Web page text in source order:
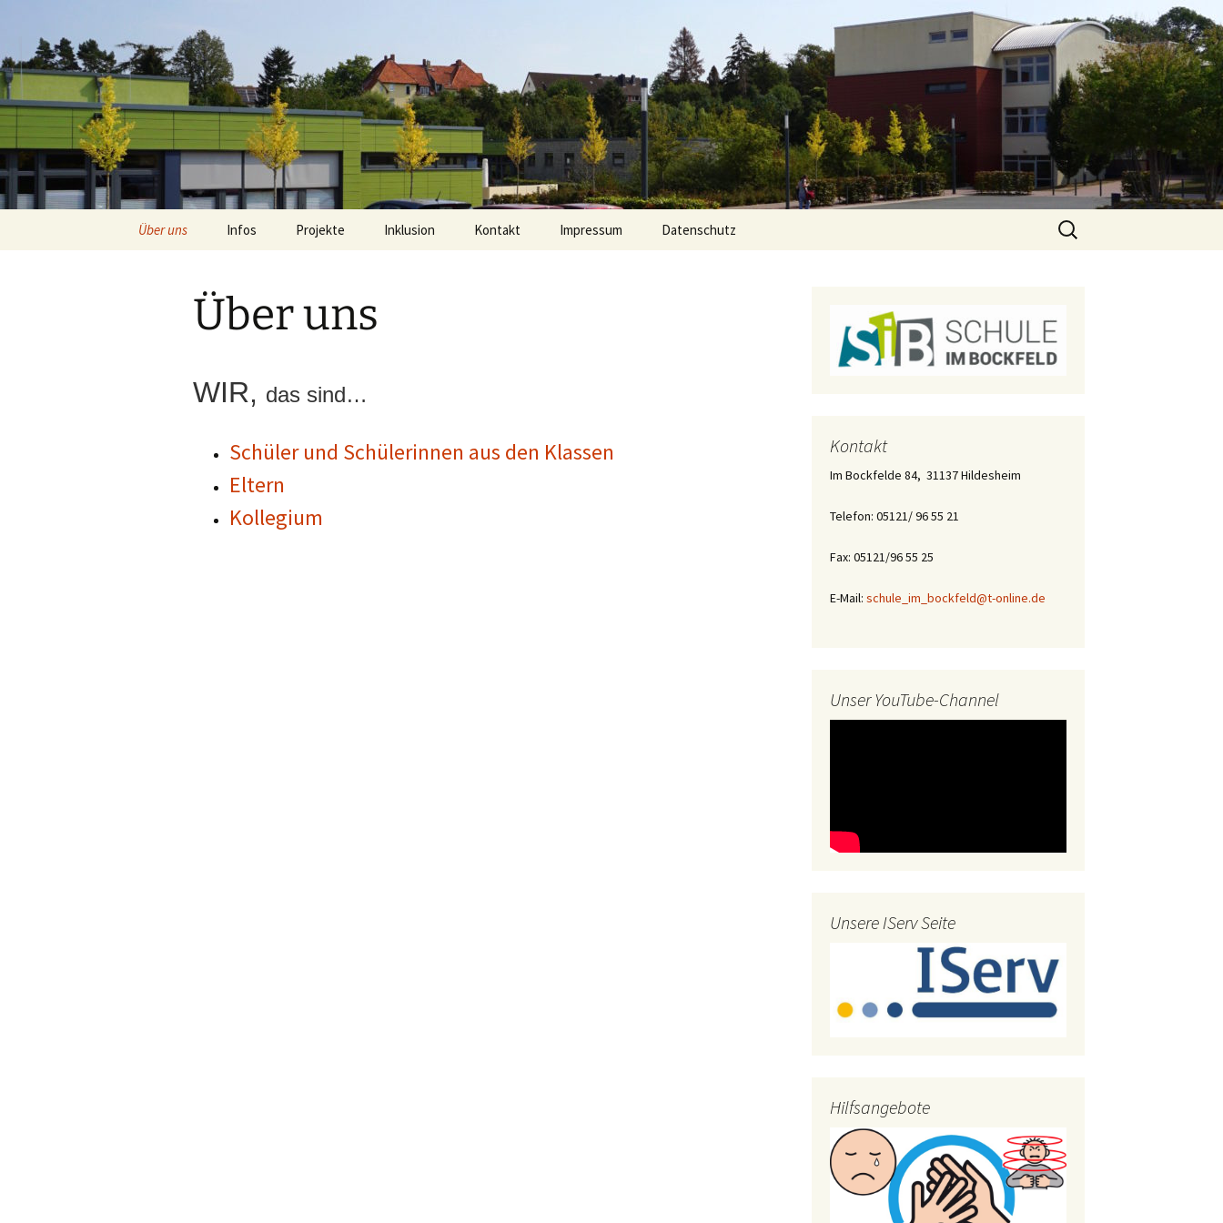
springen
Schule im Bockfeld
Über uns Infos
Downloads
Schultag
Projekte Inklusion Kontakt Impressum Datenschutz
Suchen
nach:
Über uns
WIR, das sind…
Schüler und Schülerinnen aus den Klassen
Eltern
Kollegium
Kontakt
Im Bockfelde 84, 31137 Hildesheim
Telefon: 05121/ 96 55 21
Fax: 05121/96 55 25
E-Mail: schule_im_bockfeld@t-online.de
Unser YouTube-Channel
Unsere IServ Seite
Hilfsangebote